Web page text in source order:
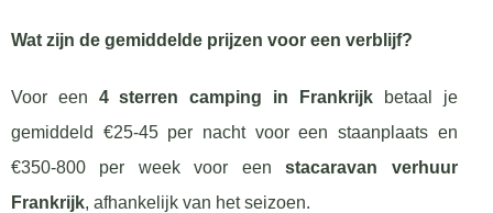
Wat zijn de gemiddelde prijzen voor een verblijf?
Voor een 4 sterren camping in Frankrijkbetaal je
gemiddeld €25-45 per nacht voor een staanplaats en
€350-800 per week voor eenstacaravan verhuur
Frankrijk, afhankelijk van het seizoen.